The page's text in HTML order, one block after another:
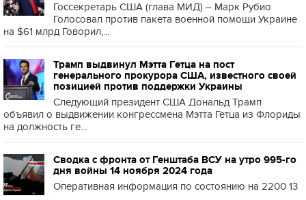
Госсекретарь США (глава МИД) – Марк Рубио
Голосовал против пакета военной помощи Украине
на $61 млрд Говорил,...
Трамп выдвинул Мэтта Гетца на пост
генерального прокурора США, известного своей
позицией против поддержки Украины
Следующий президент США Дональд Трамп
объявил о выдвижении конгрессмена Мэтта Гетца из Флориды
на должность ге...
Сводка с фронта от Генштаба ВСУ на утро 995-го
дня войны 14 ноября 2024 года
Оперативная информация по состоянию на 2200 13